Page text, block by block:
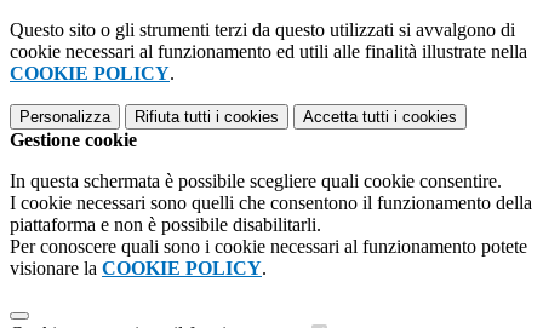
Questo sito o gli strumenti terzi da questo utilizzati si avvalgono di
cookie necessari al funzionamento ed utili alle finalità illustrate nella
COOKIE POLICY.
Personalizza Rifiuta tutti i cookies Accetta tutti i cookies
Gestione cookie
In questa schermata è possibile scegliere quali cookie consentire.
I cookie necessari sono quelli che consentono il funzionamento della
piattaforma e non è possibile disabilitarli.
Per conoscere quali sono i cookie necessari al funzionamento potete
visionare la COOKIE POLICY.